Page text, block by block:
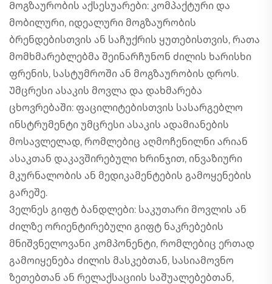
Მოგზაურობის აქსესუარები: კომპაქტური და
მობილური, იდეალური მოგზაურობის
ბრენდებისთვის ან საჩუქრის ყუთებისთვის, რათა
მომხმარებლებმა შეინარჩუნონ ძილის ხარისხი
ფრენის, სასტუმროში ან მოგზაურობის დროს.
Უმცრესი ასაკის მოვლა და დახმარება
ცხოვრებაში: ფაცილიტებისთვის სასარგებლო
ინსტრუმენტი უმცრესი ასაკის ადამიანების
მოსავლელად, რომლებიც აღმოჩენილნი არიან
ასაკთან დაკავშირებული ხრინჯით, ინვაზიური
მკურნალობის ან მედიკამენტების გამოყენების
გარეშე.
Ველნეს გიფტ ბანდლები: საკუთარი მოვლის ან
ძილზე ორიენტირებული გიფტ ნაკრებების
მნიშვნელოვანი კომპონენტი, რომლებიც ერთად
გამოიყენება ძილის მასკებთან, სასიამოვნო
ზეთებთან ან რელაქსაციის საშუალებებთან,